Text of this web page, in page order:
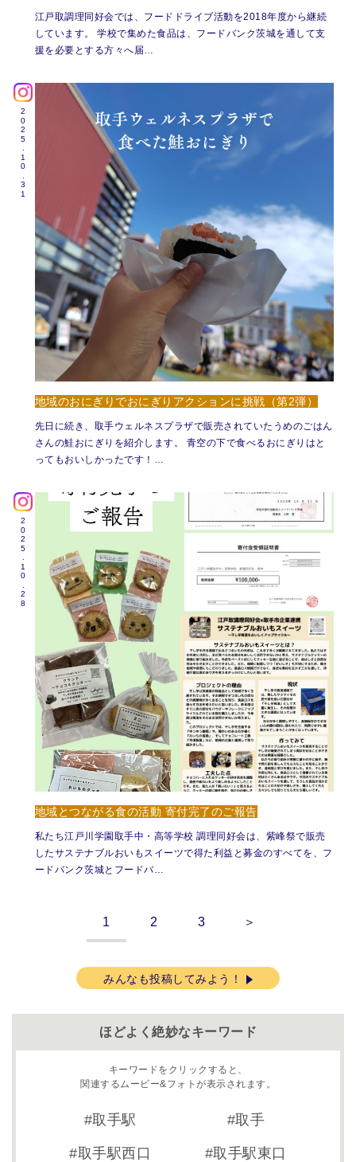
江戸取調理同好会では、フードドライブ活動を2018年度から継続
しています。 学校で集めた食品は、フードバンク茨城を通して支
援を必要とする方々へ届…
2025.10.31
地域のおにぎりでおにぎりアクションに挑戦（第2弾）
先日に続き、取手ウェルネスプラザで販売されていたうめのごはん
さんの鮭おにぎりを紹介します。 青空の下で食べるおにぎりはと
ってもおいしかったです！…
2025.10.28
地域とつながる食の活動 寄付完了のご報告
私たち江戸川学園取手中・高等学校 調理同好会は、紫峰祭で販売
したサステナブルおいもスイーツで得た利益と募金のすべてを、フ
ードバンク茨城とフードバ…
1 2 3 ＞
みんなも投稿してみよう！
ほどよく絶妙なキーワード
キーワードをクリックすると、
関連するムービー&フォトが表示されます。
取手駅 取手
取手駅西口 取手駅東口